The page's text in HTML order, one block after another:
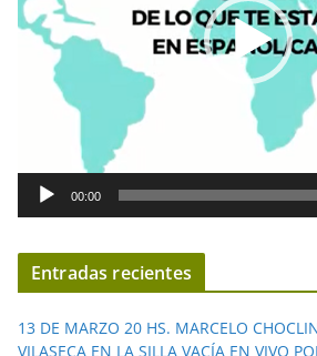
d
d
í
d
e
o
00:00
Entradas recientes
13 DE MARZO 20 HS. MARCELO
VILASECA EN LA SILLA VACÍA EN VIVO